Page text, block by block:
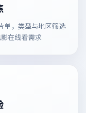
单，类型与地区筛选
在线看需求